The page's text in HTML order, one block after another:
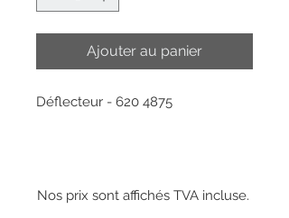
Ajouter au panier
Déflecteur - 620 4875
Nos prix sont affichés TVA incluse.